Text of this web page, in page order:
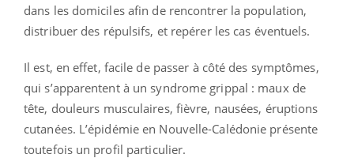
dans les domiciles afin de rencontrer la population,
distribuer des répulsifs, et repérer les cas éventuels.
Il est, en effet, facile de passer à côté des symptômes,
qui s’apparentent à un syndrome grippal : maux de
tête, douleurs musculaires, fièvre, nausées, éruptions
cutanées. L’épidémie en Nouvelle-Calédonie présente
toutefois un profil particulier.